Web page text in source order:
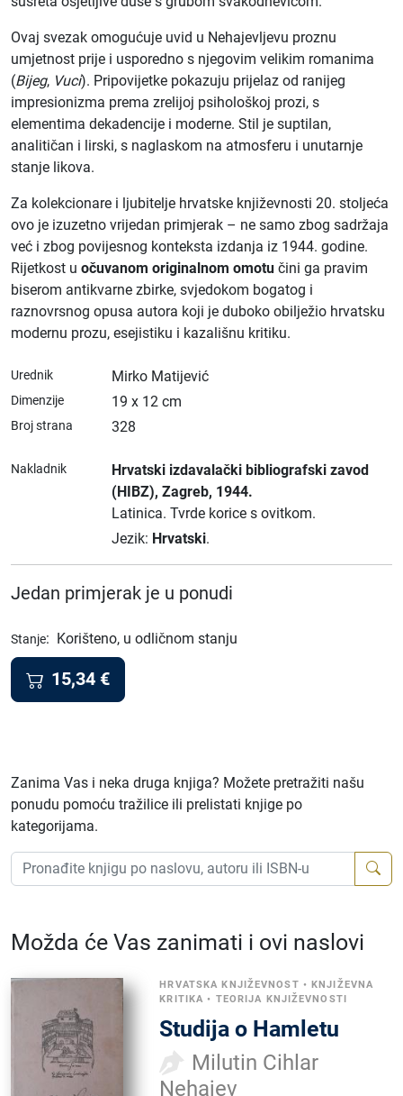
Ovaj svezak omogućuje uvid u Nehajevljevu proznu
umjetnost prije i usporedno s njegovim velikim romanima
(Bijeg, Vuci). Pripovijetke pokazuju prijelaz od ranijeg
impresionizma prema zrelijoj psihološkoj prozi, s
elementima dekadencije i moderne. Stil je suptilan,
analitičan i lirski, s naglaskom na atmosferu i unutarnje
stanje likova.
Za kolekcionare i ljubitelje hrvatske književnosti 20. stoljeća
ovo je izuzetno vrijedan primjerak – ne samo zbog sadržaja
već i zbog povijesnog konteksta izdanja iz 1944. godine.
Rijetkost u očuvanom originalnom omotu čini ga pravim
biserom antikvarne zbirke, svjedokom bogatog i
raznovrsnog opusa autora koji je duboko obilježio hrvatsku
modernu prozu, esejistiku i kazališnu kritiku.
Urednik Mirko Matijević
Dimenzije 19 x 12 cm
Broj strana 328
Nakladnik
Hrvatski izdavalački bibliografski zavod
(HIBZ), Zagreb, 1944.
Latinica. Tvrde korice s ovitkom.
Jezik: Hrvatski.
Jedan primjerak je u ponudi
Stanje: Korišteno, u odličnom stanju
15,34 €
Zanima Vas i neka druga knjiga? Možete pretražiti našu
ponudu pomoću tražilice ili prelistati knjige po
kategorijama.
Možda će Vas zanimati i ovi naslovi
HRVATSKA KNJIŽEVNOST •KNJIŽEVNA
KRITIKA • TEORIJA KNJIŽEVNOSTI
Studija o Hamletu
Milutin Cihlar
Nehajev